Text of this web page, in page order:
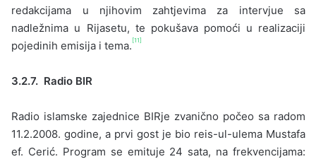
redakcijama u njihovim zahtjevima za intervjue sa
nadležnima u Rijasetu, te pokušava pomoći u realizaciji
pojedinih emisija i tema. [11]
3.2.7. Radio BIR
Radio islamske zajednice BIRje zvanično počeo sa radom
11.2.2008. godine, a prvi gost je bio reis-ul-ulema Mustafa
ef. Cerić. Program se emituje 24 sata, na frekvencijama: